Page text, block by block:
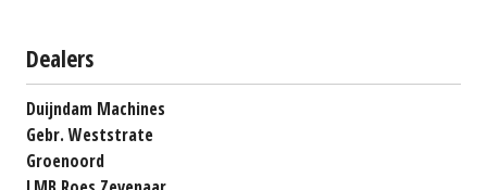
Dealers
Duijndam Machines
Gebr. Weststrate
Groenoord